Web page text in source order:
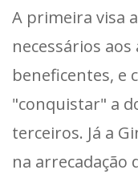
A primeira visa
necessários
beneficentes, e
"conquistar" a
terceiros. Já a
na arrecadação